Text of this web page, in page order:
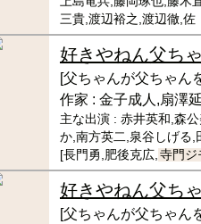
三貴,渡辺裕之,渡辺徹,佐
好きやねん父ち
[父ちゃんが父ちゃん
作家 : 金子成人,扇澤
主な出演 : 赤井英和,森
か,南方英二,泉谷しげる,
[長門勇,肥後克広, 寺門ジ
好きやねん父ち
[父ちゃんが父ちゃん